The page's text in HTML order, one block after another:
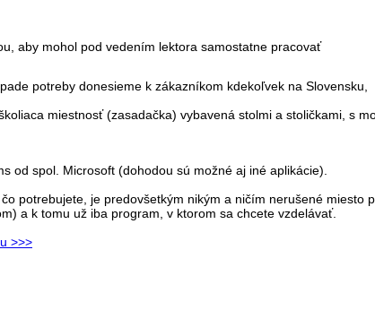
aby mohol pod vedením lektora samostatne pracovať
potreby donesieme k zákazníkom kdekoľvek na Slovensku
miestnosť (zasadačka) vybavená stolmi a stoličkami, s
od spol. Microsoft (dohodou sú možné aj iné aplikácie).
potrebujete, je predovšetkým nikým a ničím nerušené miesto
a k tomu už iba program, v ktorom sa chcete vzdelávať.
>>>